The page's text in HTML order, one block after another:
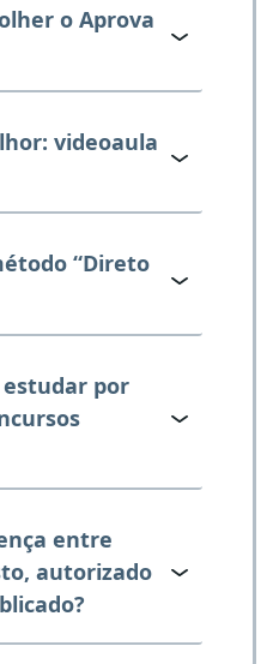
o Aprova
videoaula
“Direto
estudar por
entre
autorizado